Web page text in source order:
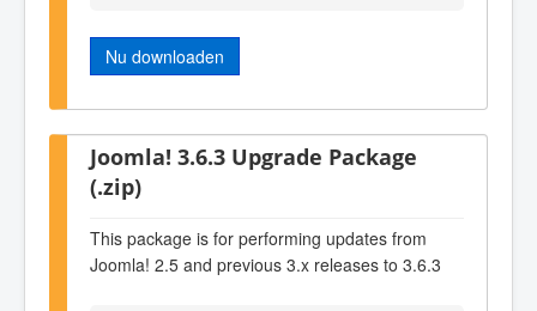
Nu downloaden
Joomla! 3.6.3 Upgrade Package
(.zip)
This package is for performing updates from
Joomla! 2.5 and previous 3.x releases to 3.6.3